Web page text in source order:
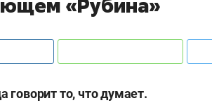
«Рубина»
говорит то, что думает.